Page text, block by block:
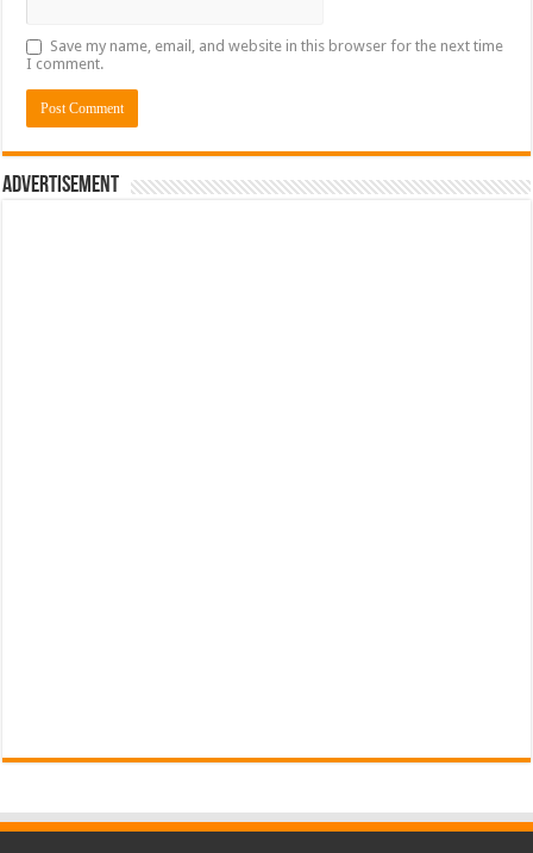
Save my name, email, and website in this browser for the next time
I comment.
Advertisement